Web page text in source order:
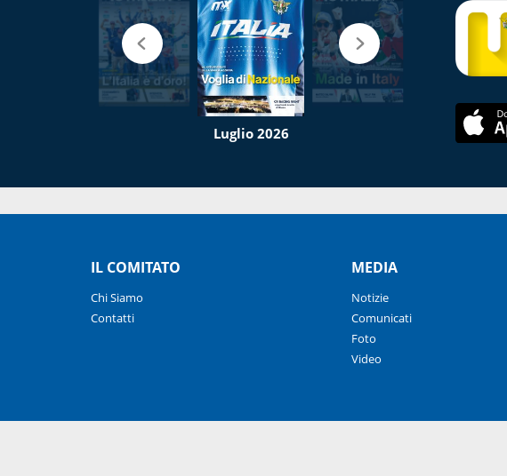
Luglio 2026
IL COMITATO
Chi Siamo
Contatti
MEDIA
Notizie
Comunicati
Foto
Video